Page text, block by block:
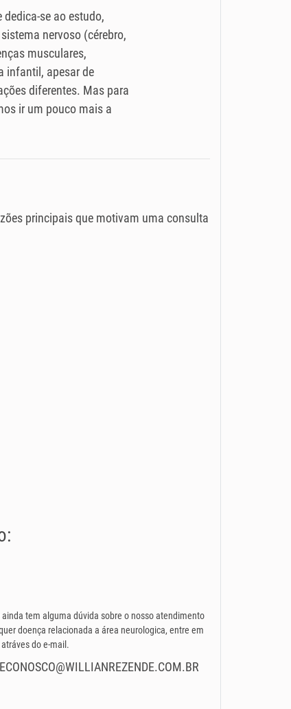
se ao estudo,
nervoso (cérebro,
musculares,
infantil, apesar de
diferentes. Mas para
ir um pouco mais a
principais que motivam uma consulta
ainda tem alguma dúvida sobre o nosso atendimento
doença relacionada a área neurologica, entre em
do e-mail.